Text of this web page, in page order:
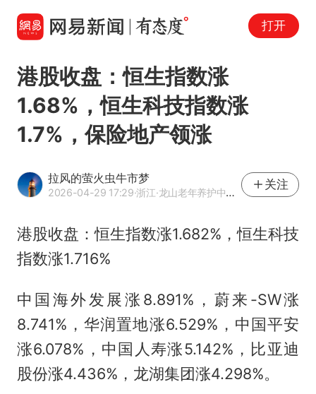
打开
港股收盘：恒生指数涨
1.68%，恒生科技指数涨
1.7%，保险地产领涨
拉风的萤火虫牛市梦
2026-04-29 17:29·浙江·龙山老年养护中心董事长助理
关注
港股收盘：恒生指数涨1.682%，恒生科技
指数涨1.716%
中国海外发展涨8.891%，蔚来-SW涨
8.741%，华润置地涨6.529%，中国平安
涨6.078%，中国人寿涨5.142%，比亚迪
股份涨4.436%，龙湖集团涨4.298%。